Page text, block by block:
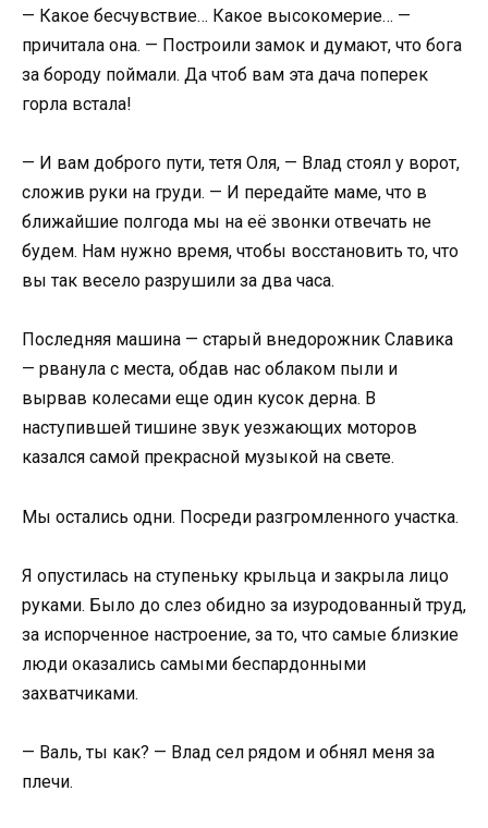
— Какое бесчувствие… Какое высокомерие… —
причитала она. — Построили замок и думают, что бога
за бороду поймали. Да чтоб вам эта дача поперек
горла встала!
— И вам доброго пути, тетя Оля, — Влад стоял у ворот,
сложив руки на груди. — И передайте маме, что в
ближайшие полгода мы на её звонки отвечать не
будем. Нам нужно время, чтобы восстановить то, что
вы так весело разрушили за два часа.
Последняя машина — старый внедорожник Славика
— рванула с места, обдав нас облаком пыли и
вырвав колесами еще один кусок дерна. В
наступившей тишине звук уезжающих моторов
казался самой прекрасной музыкой на свете.
Мы остались одни. Посреди разгромленного участка.
Я опустилась на ступеньку крыльца и закрыла лицо
руками. Было до слез обидно за изуродованный труд,
за испорченное настроение, за то, что самые близкие
люди оказались самыми беспардонными
захватчиками.
— Валь, ты как? — Влад сел рядом и обнял меня за
плечи.